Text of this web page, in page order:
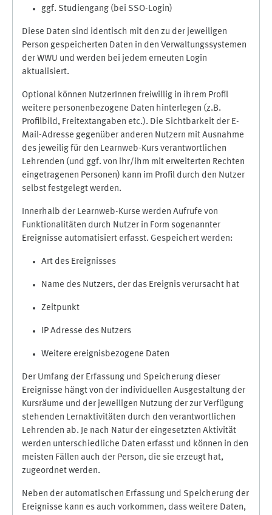
ggf. Studiengang (bei SSO-Login)
Diese Daten sind identisch mit den zu der jeweiligen
Person gespeicherten Daten in den Verwaltungssystemen
der WWU und werden bei jedem erneuten Login
aktualisiert.
Optional können NutzerInnen freiwillig in ihrem Profil
weitere personenbezogene Daten hinterlegen (z.B.
Profilbild, Freitextangaben etc.). Die Sichtbarkeit der E-
Mail-Adresse gegenüber anderen Nutzern mit Ausnahme
des jeweilig für den Learnweb-Kurs verantwortlichen
Lehrenden (und ggf. von ihr/ihm mit erweiterten Rechten
eingetragenen Personen) kann im Profil durch den Nutzer
selbst festgelegt werden.
Innerhalb der Learnweb-Kurse werden Aufrufe von
Funktionalitäten durch Nutzer in Form sogenannter
Ereignisse automatisiert erfasst. Gespeichert werden:
Art des Ereignisses
Name des Nutzers, der das Ereignis verursacht hat
Zeitpunkt
IP Adresse des Nutzers
Weitere ereignisbezogene Daten
Der Umfang der Erfassung und Speicherung dieser
Ereignisse hängt von der individuellen Ausgestaltung der
Kursräume und der jeweiligen Nutzung der zur Verfügung
stehenden Lernaktivitäten durch den verantwortlichen
Lehrenden ab. Je nach Natur der eingesetzten Aktivität
werden unterschiedliche Daten erfasst und können in den
meisten Fällen auch der Person, die sie erzeugt hat,
zugeordnet werden.
Neben der automatischen Erfassung und Speicherung der
Ereignisse kann es auch vorkommen, dass weitere Daten,